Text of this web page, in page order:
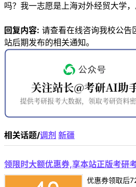
吗？我一志愿是上海对外经贸大学
回复内容: 请查看在线咨询我校公告
站后期发布的相关通知。
相关话题/调剂 新疆
领限时大额优惠券,享本站正版考研
优惠券领取后